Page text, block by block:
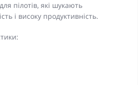
пілотів, які шукають
і високу продуктивність.